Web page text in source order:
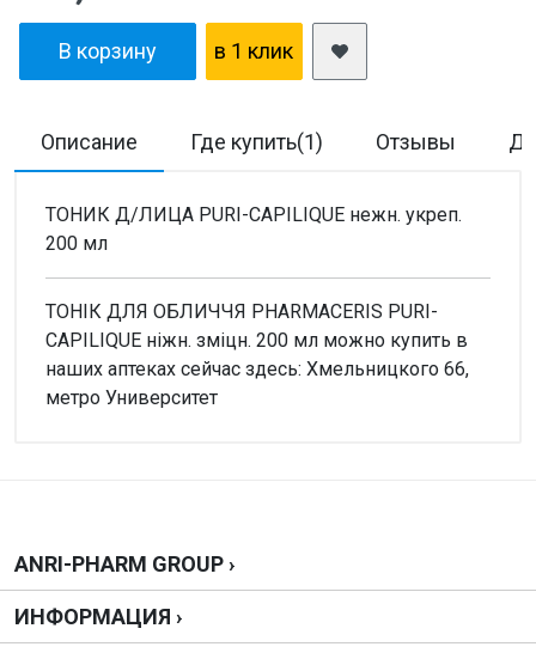
В корзину в 1 клик
Описание Где купить(1) Отзывы
ТОНИК Д/ЛИЦА PURI-CAPILIQUE нежн. укреп.
200 мл
ТОНІК ДЛЯ ОБЛИЧЧЯ PHARMACERIS PURI-
CAPILIQUE ніжн. зміцн. 200 мл можно купить в
наших аптеках сейчас здесь: Хмельницкого 66,
метро Университет
Написать отзыв
Оценка
ANRI-PHARM GROUP ›
ИНФОРМАЦИЯ ›